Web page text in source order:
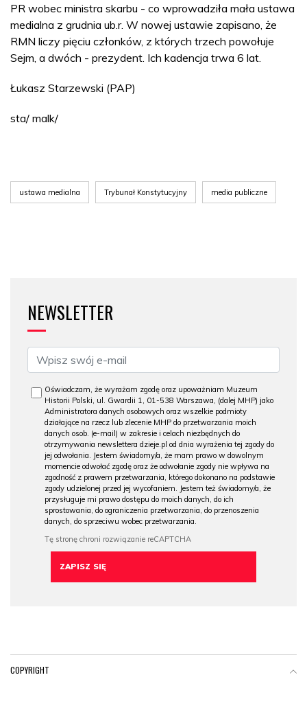
PR wobec ministra skarbu - co wprowadziła mała ustawa
medialna z grudnia ub.r. W nowej ustawie zapisano, że
RMN liczy pięciu członków, z których trzech powołuje
Sejm, a dwóch - prezydent. Ich kadencja trwa 6 lat.
Łukasz Starzewski (PAP)
sta/ malk/
ustawa medialna Trybunał Konstytucyjny media publiczne
NEWSLETTER
Oświadczam, że wyrażam zgodę oraz upoważniam Muzeum
Historii Polski, ul. Gwardii 1, 01-538 Warszawa, (dalej MHP) jako
Administratora danych osobowych oraz wszelkie podmioty
działające na rzecz lub zlecenie MHP do przetwarzania moich
danych osob. (e-mail) w zakresie i celach niezbędnych do
otrzymywania newslettera dzieje.pl od dnia wyrażenia tej zgody do
jej odwołania. Jestem świadomy/a, że mam prawo w dowolnym
momencie odwołać zgodę oraz że odwołanie zgody nie wpływa na
zgodność z prawem przetwarzania, którego dokonano na podstawie
zgody udzielonej przed jej wycofaniem. Jestem też świadomy/a, że
przysługuje mi prawo dostępu do moich danych, do ich
sprostowania, do ograniczenia przetwarzania, do przenoszenia
danych, do sprzeciwu wobec przetwarzania.
COPYRIGHT